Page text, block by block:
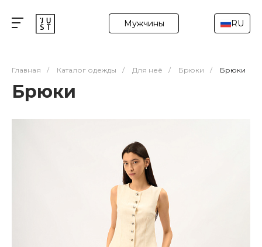
Мужчины RU
Главная / Каталог одежды / Для неё / Брюки / Брюки
Брюки